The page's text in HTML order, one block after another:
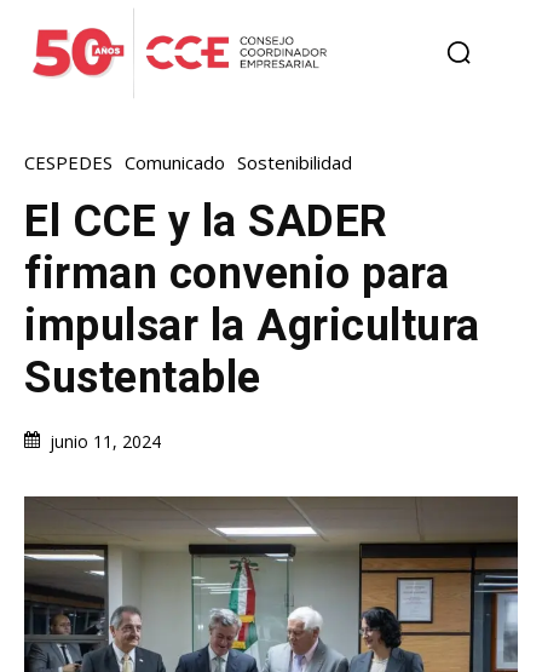
CESPEDES Comunicado Sostenibilidad
El CCE y la SADER
firman convenio para
impulsar la Agricultura
Sustentable
junio 11, 2024